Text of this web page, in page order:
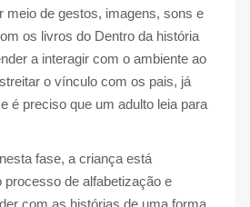
meio de gestos, imagens, sons e
os livros do Dentro da história
a interagir com o ambiente ao
o vínculo com os pais, já
é preciso que um adulto leia para
nesta fase, a criança está
processo de alfabetização e